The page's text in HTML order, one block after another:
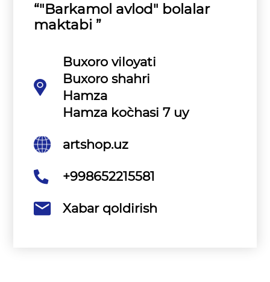
“"Barkamol avlod" bolalar
maktabi ”
Buxoro viloyati
Buxoro shahri
Hamza
Hamza ko`chasi 7 uy
artshop.uz
+998652215581
Xabar qoldirish